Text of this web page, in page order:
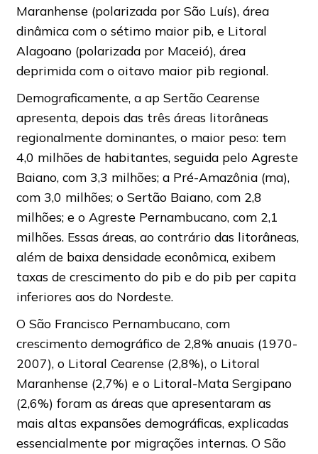
Maranhense (polarizada por São Luís), área
dinâmica com o sétimo maior pib, e Litoral
Alagoano (polarizada por Maceió), área
deprimida com o oitavo maior pib regional.
Demograficamente, a ap Sertão Cearense
apresenta, depois das três áreas litorâneas
regionalmente dominantes, o maior peso: tem
4,0 milhões de habitantes, seguida pelo Agreste
Baiano, com 3,3 milhões; a Pré-Amazônia (ma),
com 3,0 milhões; o Sertão Baiano, com 2,8
milhões; e o Agreste Pernambucano, com 2,1
milhões. Essas áreas, ao contrário das litorâneas,
além de baixa densidade econômica, exibem
taxas de crescimento do pib e do pib per capita
inferiores aos do Nordeste.
O São Francisco Pernambucano, com
crescimento demográfico de 2,8% anuais (1970-
2007), o Litoral Cearense (2,8%), o Litoral
Maranhense (2,7%) e o Litoral-Mata Sergipano
(2,6%) foram as áreas que apresentaram as
mais altas expansões demográficas, explicadas
essencialmente por migrações internas. O São